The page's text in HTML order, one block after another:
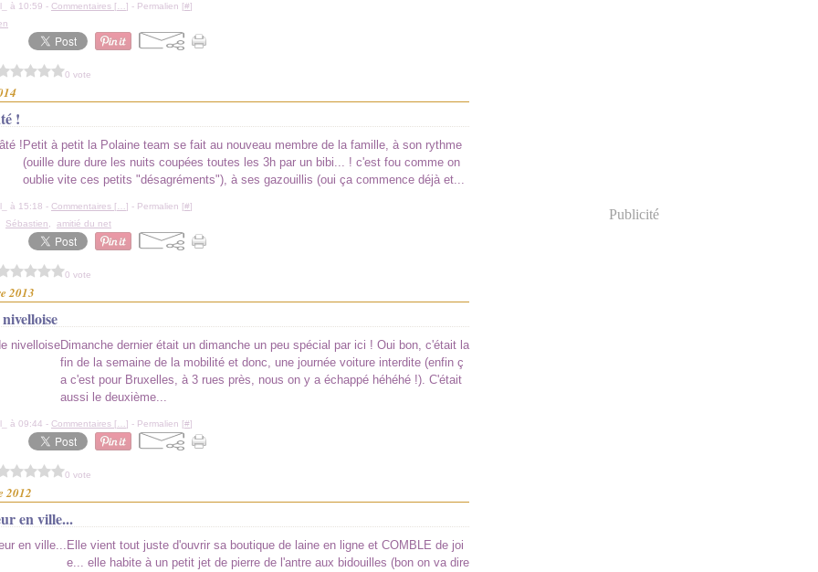
à 10:59 - Commentaires [ ] - Permalien [#]
0 vote
!
Petit à petit la Polaine team se fait au nouveau membre de la famille, à son rythme
(ouille dure dure les nuits coupées toutes les 3h par un bibi... ! c'est fou comme on
oublie vite ces petits "désagréments"), à ses gazouillis (oui ça commence déjà et...
à 15:18 - Commentaires [ ] - Permalien [#]
Sébastien amitié du net
0 vote
2013
Dimanche dernier était un dimanche un peu spécial par ici ! Oui bon, c'était la
fin de la semaine de la mobilité et donc, une journée voiture interdite (enfin ç
a c'est pour Bruxelles, à 3 rues près, nous on y a échappé héhéhé !). C'était
aussi le deuxième...
à 09:44 - Commentaires [ ] - Permalien [#]
0 vote
2012
en ville...
Elle vient tout juste d'ouvrir sa boutique de laine en ligne et COMBLE de joi
e... elle habite à un petit jet de pierre de l'antre aux bidouilles (bon on va dire
Publicité